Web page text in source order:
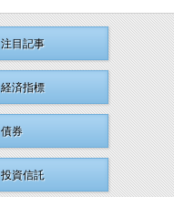
注目記事
経済指標
債券
投資信託